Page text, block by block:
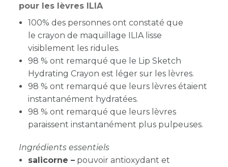
pour les lèvres ILIA
100% des personnes ont constaté que
le crayon de maquillage ILIA lisse
visiblement les ridules.
98 % ont remarqué que le Lip Sketch
Hydrating Crayon est léger sur les lèvres.
98 % ont remarqué que leurs lèvres étaient
instantanément hydratées.
98 % ont remarqué que leurs lèvres
paraissent instantanément plus pulpeuses.
Ingrédients essentiels
salicorne – pouvoir antioxydant et